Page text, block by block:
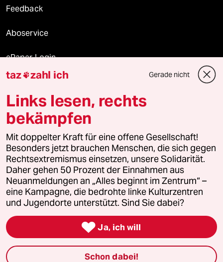
Feedback
Aboservice
ePaper Login
Downloads für Abonnierende
© 2026 taz Verlags und Vertriebs GmbH
Alle Rechte vorbehalten. Bei rechtlichen Fragen oder für Genehmigungen
wenden Sie sich bitte an lizenzen@taz.de
Feedback Redaktionsstatut Kommune-Richtlinien
Leitlinie Informant Datenschutz Impressum AGB
Seitenwende Einwilligungen widerrufen (Ads)
taz zahl ich Gerade nicht
Links lesen, rechts
bekämpfen
Mit doppelter Kraft für eine offene Gesellschaft!
Besonders jetzt brauchen Menschen, die sich gegen
Rechtsextremismus einsetzen, unsere Solidarität.
Daher gehen 50 Prozent der Einnahmen aus
Neuanmeldungen an „Alles beginnt im Zentrum“ –
eine Kampagne, die bedrohte linke Kulturzentren
und Jugendorte unterstützt. Sind Sie dabei?
 Ja, ich will
Schon dabei!